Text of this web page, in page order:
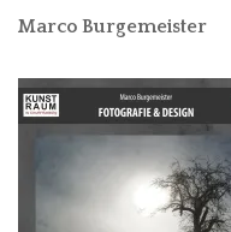
Marco Burgemeister